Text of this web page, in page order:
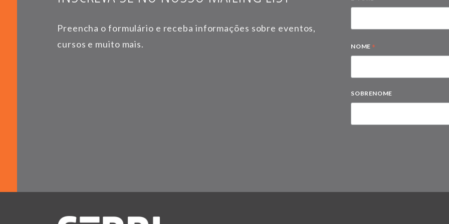
Preencha o formulário e receba informações sobre eventos,
cursos e muito mais.
NOME *
SOBRENOME